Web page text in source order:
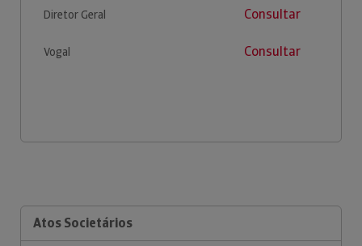
Diretor Geral Consultar
Vogal Consultar
Atos Societários